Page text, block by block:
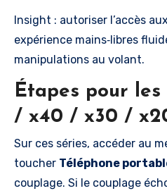
Insight : autoriser l’accès
expérience mains‑libres
manipulations au volant.
Étapes pour les
/ x40 / x30 /
Sur ces séries, accéder au
toucher Téléphone
couplage. Si le couplage